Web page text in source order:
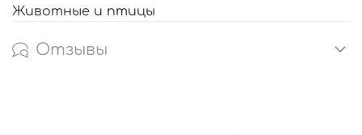
Животные и птицы
Отзывы